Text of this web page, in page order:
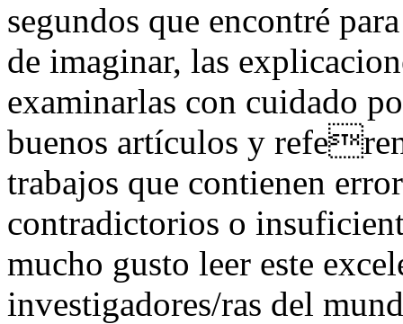
segundos que encontré
de imaginar, las
examinarlas con cuidado
buenos artículos y
trabajos que contienen
contradictorios o
mucho gusto leer este
investigadores/ras del